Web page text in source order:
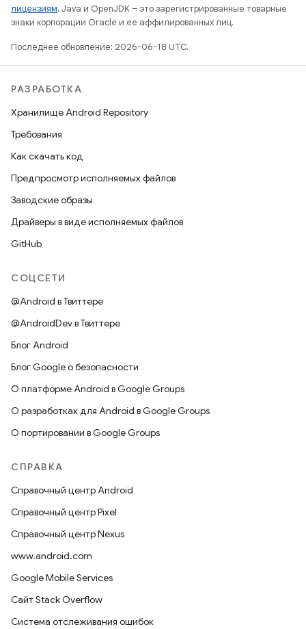
лицензиям. Java и OpenJDK – это зарегистрированные товарные
знаки корпорации Oracle и ее аффилированных лиц.
Последнее обновление: 2026-06-18 UTC.
РАЗРАБОТКА
Хранилище Android Repository
Требования
Как скачать код
Предпросмотр исполняемых файлов
Заводские образы
Драйверы в виде исполняемых файлов
GitHub
СОЦСЕТИ
@Android в Твиттере
@AndroidDev в Твиттере
Блог Android
Блог Google о безопасности
О платформе Android в Google Groups
О разработках для Android в Google Groups
О портировании в Google Groups
СПРАВКА
Справочный центр Android
Справочный центр Pixel
Справочный центр Nexus
www.android.com
Google Mobile Services
Сайт Stack Overflow
Система отслеживания ошибок